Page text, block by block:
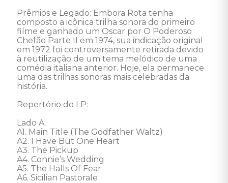
Prêmios e Legado: Embora Rota tenha
composto a icônica trilha sonora do primeiro
filme e ganhado um Oscar por O Poderoso
Chefão Parte II em 1974, sua indicação original
em 1972 foi controversamente retirada devido
à reutilização de um tema melódico de uma
comédia italiana anterior. Hoje, ela permanece
uma das trilhas sonoras mais celebradas da
história.
Repertório do LP:
Lado A:
A1. Main Title (The Godfather Waltz)
A2. I Have But One Heart
A3. The Pickup
A4. Connie’s Wedding
A5. The Halls Of Fear
A6. Sicilian Pastorale